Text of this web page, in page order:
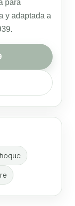
para
y adaptada a